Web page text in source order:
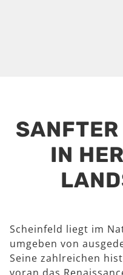
IN
Scheinfeld liegt im
umgeben von
Seine zahlreichen